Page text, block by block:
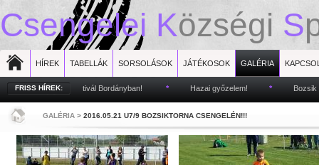
Csengelei Községi S
HÍREK TABELLÁK SORSOLÁSOK JÁTÉKOSOK GALÉRIA
FRISS HÍREK:
Bozsik fesztivál Bordányban! * Hazai győzelem! * Bozsik torna
GALÉRIA > 2016.05.21 U7/9 BOZSIKTORNA CSENGELÉN!!!